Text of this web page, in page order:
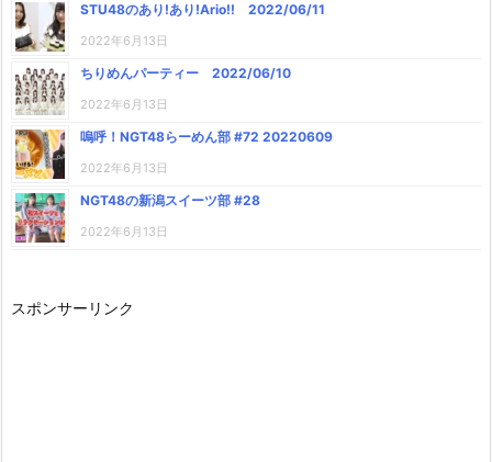
STU48のあり!あり!Ario!! 2022/06/11
2022年6月13日
ちりめんパーティー 2022/06/10
2022年6月13日
嗚呼！NGT48らーめん部 #72 20220609
2022年6月13日
NGT48の新潟スイーツ部 #28
2022年6月13日
スポンサーリンク